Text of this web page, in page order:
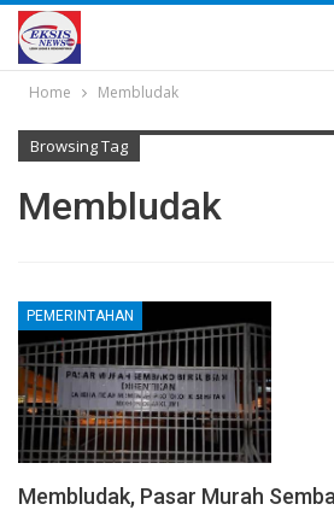
Home Membludak
Browsing Tag
Membludak
PEMERINTAHAN
Membludak, Pasar Murah